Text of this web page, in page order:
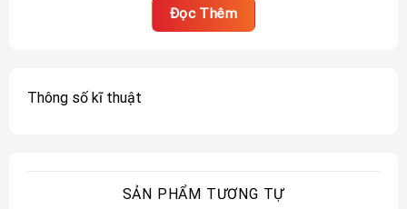
dàng lựa chọn sản phẩm phù hợp với nhu cầu sử dụng:
Đọc Thêm
Thông số kĩ thuật
SẢN PHẨM TƯƠNG TỰ